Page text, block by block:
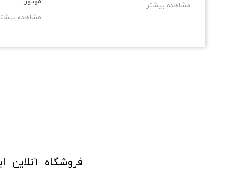
مشاهده
مشاهده بیشتر